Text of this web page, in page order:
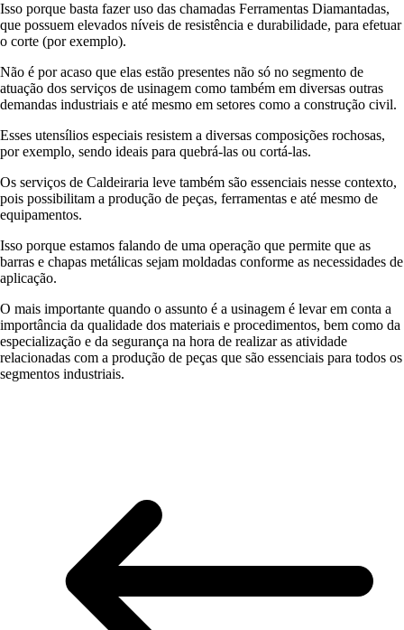
Isso porque basta fazer uso das chamadas Ferramentas Diamantadas,
que possuem elevados níveis de resistência e durabilidade, para efetuar
o corte (por exemplo).
Não é por acaso que elas estão presentes não só no segmento de
atuação dos serviços de usinagem como também em diversas outras
demandas industriais e até mesmo em setores como a construção civil.
Esses utensílios especiais resistem a diversas composições rochosas,
por exemplo, sendo ideais para quebrá-las ou cortá-las.
Os serviços de Caldeiraria leve também são essenciais nesse contexto,
pois possibilitam a produção de peças, ferramentas e até mesmo de
equipamentos.
Isso porque estamos falando de uma operação que permite que as
barras e chapas metálicas sejam moldadas conforme as necessidades de
aplicação.
O mais importante quando o assunto é a usinagem é levar em conta a
importância da qualidade dos materiais e procedimentos, bem como da
especialização e da segurança na hora de realizar as atividade
relacionadas com a produção de peças que são essenciais para todos os
segmentos industriais.